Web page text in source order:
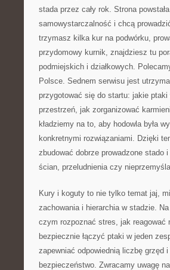
stada przez cały rok. Strona
samowystarczalność i chcą
trzymasz kilka kur na podwórku,
przydomowy kurnik, znajdziesz tu
podmiejskich i działkowych.
Polsce. Sednem serwisu jest
przygotować się do startu: jakie
przestrzeń, jak zorganizować
kładziemy na to, aby hodowla była
konkretnymi rozwiązaniami. Dzięki
zbudować dobrze prowadzone stado
ścian, przeludnienia czy
Kury i koguty to nie tylko temat jaj,
zachowania i hierarchia w stadzie.
czym rozpoznać stres, jak reagować
bezpiecznie łączyć ptaki w jeden
zapewniać odpowiednią liczbę
bezpieczeństwo. Zwracamy uwagę